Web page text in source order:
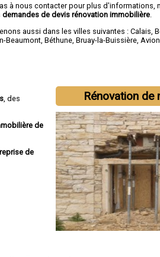
à nous contacter pour plus d'informations,
demandes de devis rénovation immobilière
aussi dans les villes suivantes :Calais ,
Beaumont ,Béthune ,Bruay-la-Buissière Avion
Rénovation de
, des
de
de